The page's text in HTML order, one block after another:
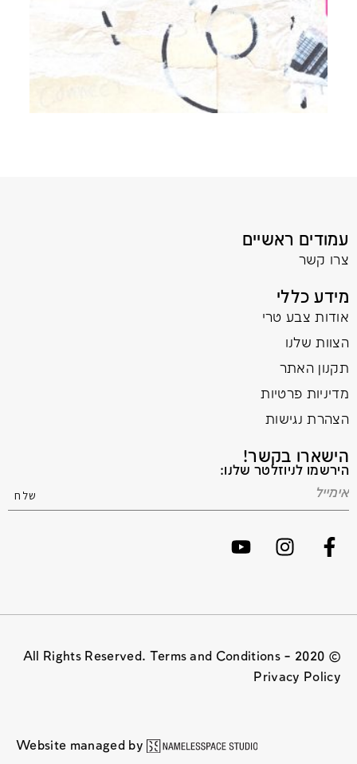
עמודים ראשיים
צרו קשר
מידע כללי
אודות צבע טרי
הצוות שלנו
תקנון האתר
מדיניות פרטיות
הצהרת נגישות
הישארו בקשר!
הירשמו לניוזלטר שלנו:
© 2020 All Rights Reserved. Terms and Conditions –
Privacy Policy
Website managed by